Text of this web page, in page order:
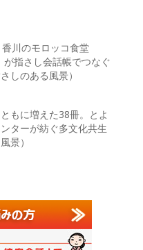
川のモロッコ食堂
が指さし会話帳でつなぐ
しのある風景）
もに増えた38冊。とよ
ターが紡ぐ多文化共生
景）